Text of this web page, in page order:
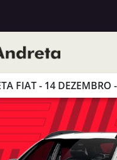
FIAT - 14 DEZEMBRO